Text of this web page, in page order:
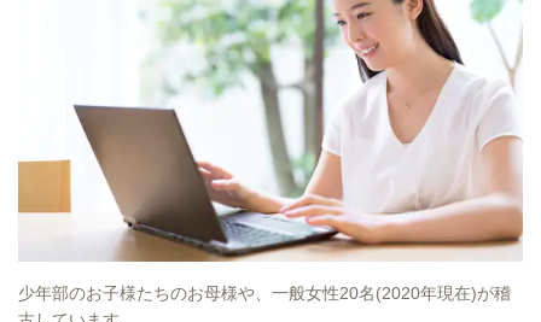
少年部のお子様たちのお母様や、一般女性20名(2020年現在)が稽